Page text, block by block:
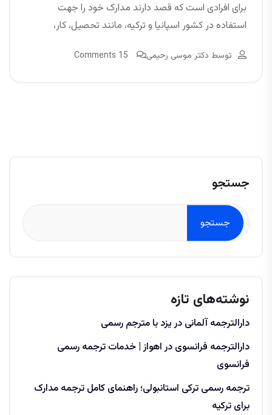
برای افرادی است که قصد دارند مدارک خود را جهت
استفاده در کشور اسپانیا و ترکیه، مانند تحصیل، کار،
توسط دکتر موسی رحیمی 15 Comments
جستجو
جستجو
نوشته‌های تازه
دارالترجمه آلمانی در یزد با مترجم رسمی
دارالترجمه فرانسوی در اهواز | خدمات ترجمه رسمی
فرانسوی
ترجمه رسمی ترکی استانبولی؛ راهنمای کامل ترجمه مدارک
برای ترکیه